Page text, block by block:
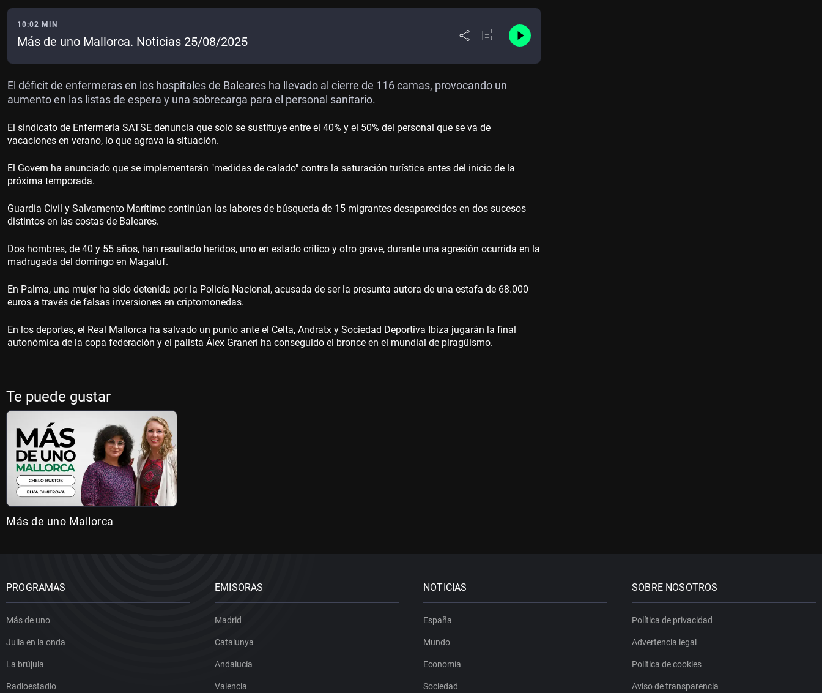
10:02 MIN
Más de uno Mallorca. Noticias 25/08/2025
El déficit de enfermeras en los hospitales de Baleares ha llevado al cierre de 116 camas, provocando un
aumento en las listas de espera y una sobrecarga para el personal sanitario.
El sindicato de Enfermería SATSE denuncia que solo se sustituye entre el 40% y el 50% del personal que se va de
vacaciones en verano, lo que agrava la situación.
El Govern ha anunciado que se implementarán "medidas de calado" contra la saturación turística antes del inicio de la
próxima temporada.
Guardia Civil y Salvamento Marítimo continúan las labores de búsqueda de 15 migrantes desaparecidos en dos sucesos
distintos en las costas de Baleares.
Dos hombres, de 40 y 55 años, han resultado heridos, uno en estado crítico y otro grave, durante una agresión ocurrida en la
madrugada del domingo en Magaluf.
En Palma, una mujer ha sido detenida por la Policía Nacional, acusada de ser la presunta autora de una estafa de 68.000
euros a través de falsas inversiones en criptomonedas.
En los deportes, el Real Mallorca ha salvado un punto ante el Celta, Andratx y Sociedad Deportiva Ibiza jugarán la final
autonómica de la copa federación y el palista Álex Graneri ha conseguido el bronce en el mundial de piragüismo.
Te puede gustar
Más de uno Mallorca
PROGRAMAS
Más de uno
Julia en la onda
La brújula
Radioestadio
EMISORAS
Madrid
Catalunya
Andalucía
Valencia
NOTICIAS
España
Mundo
Economía
Sociedad
SOBRE NOSOTROS
Política de privacidad
Advertencia legal
Política de cookies
Aviso de transparencia